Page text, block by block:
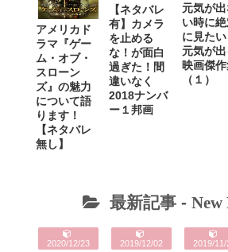
アメリカド
ラマ『ゲー
ム・オブ・
スローン
ズ』の魅力
について語
ります！
【ネタバレ
無し】
【ネタバレ
有】カメラ
を止める
な！が面白
過ぎた！間
違いなく
2018ナンバ
ー１邦画
元気が
い時に
に見たい
元気が出
映画傑
（１）
最新記事 - New
2020/12/23 2019/12/02 2019/11/